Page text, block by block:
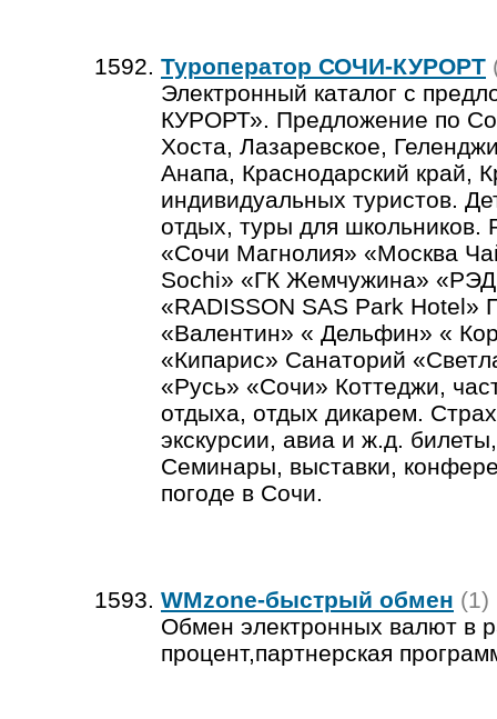
Туроператор СОЧИ-КУРОРТ
Электронный каталог с
КУРОРТ». Предложение по
Хоста, Лазаревское,
Анапа, Краснодарский край,
индивидуальных туристов.
отдых, туры для
«Сочи Магнолия» «Москва
Sochi» «ГК Жемчужина»
«RADISSON SAS Park Hotel»
«Валентин» « Дельфин» «
«Кипарис» Санаторий
«Русь» «Сочи» Коттеджи,
отдыха, отдых дикарем.
экскурсии, авиа и ж.д.
Семинары, выставки,
погоде в Сочи.
WMzone-быстрый обмен (1)
Обмен электронных валют в
процент,партнерская